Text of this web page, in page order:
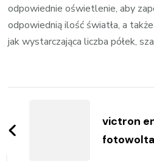
odpowiednie oświetlenie, aby
odpowiednią ilość światła, a
jak wystarczająca liczba półek,
wpisy
victron